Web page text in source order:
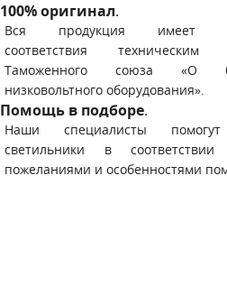
100% оригинал.
Вся продукция имеет
соответствия техническим
Таможенного союза «О
низковольтного оборудования».
Помощь в подборе.
Наши специалисты помогут
светильники в
пожеланиями и особенностями